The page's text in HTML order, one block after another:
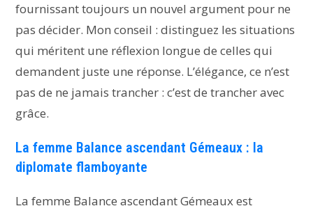
fournissant toujours un nouvel argument pour ne
pas décider. Mon conseil : distinguez les situations
qui méritent une réflexion longue de celles qui
demandent juste une réponse. L’élégance, ce n’est
pas de ne jamais trancher : c’est de trancher avec
grâce.
La femme Balance ascendant Gémeaux : la
diplomate flamboyante
La femme Balance ascendant Gémeaux est